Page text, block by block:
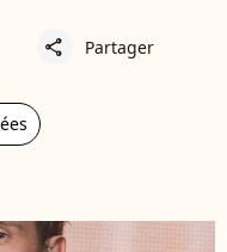
share Partager